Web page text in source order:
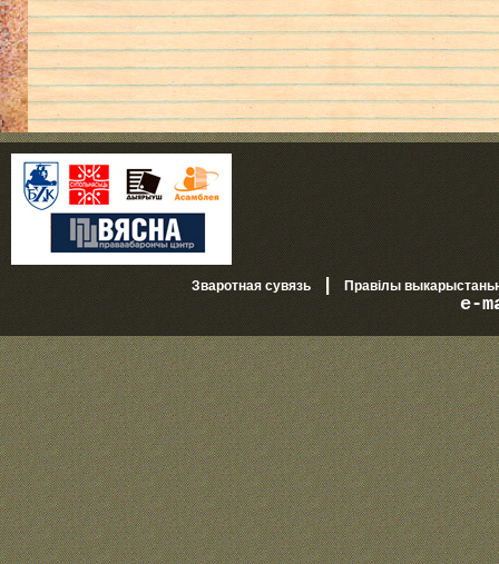
Зваротная сувязь| Правілы
e-